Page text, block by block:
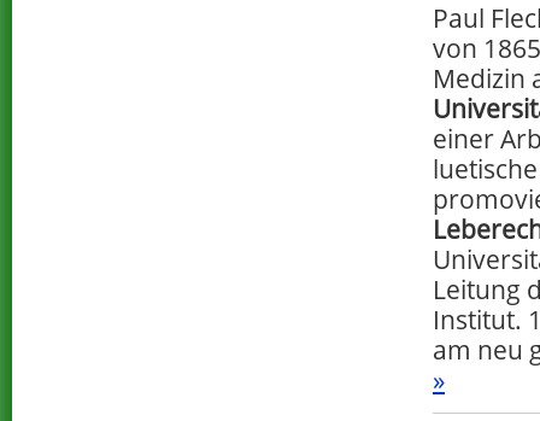
Paul
von
Medizin
einer
Leitung
Institut.
am neu
»